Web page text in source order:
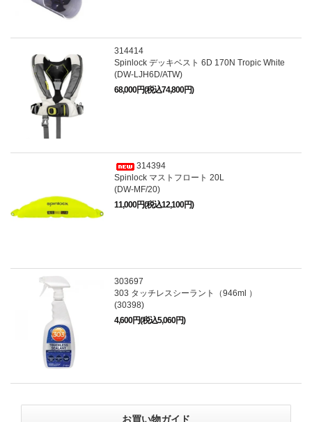
314414
Spinlock デッキベスト 6D 170N Tropic White
(DW-LJH6D/ATW)
68,000円(税込74,800円)
314394
Spinlock マストフロート 20L
(DW-MF/20)
11,000円(税込12,100円)
303697
303 タッチレスシーラント（946ml ）
(30398)
4,600円(税込5,060円)
お買い物ガイド